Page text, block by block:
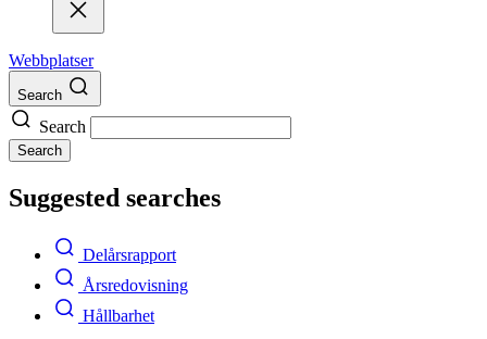
Webbplatser
Search
Search
Search
Suggested searches
Delårsrapport
Årsredovisning
Hållbarhet